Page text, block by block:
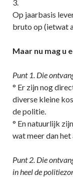
3.
Op jaarbasis
bruto op (ietwat
Maar nu mag u
Punt 1. Die
° Er zijn nog
diverse kleine
de politie.
° En natuurlijk
wat meer dan het
Punt 2. Die
in heel de